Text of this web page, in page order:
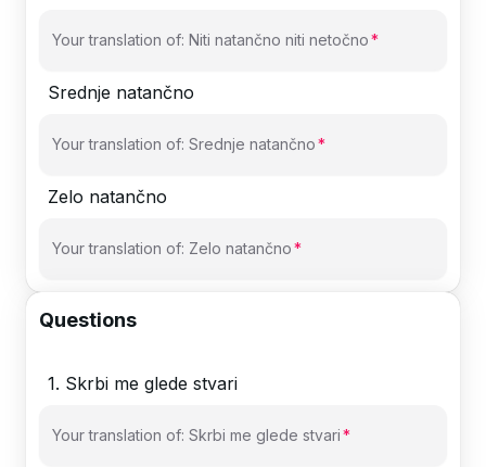
Your translation of: Niti natančno niti netočno
Srednje natančno
Your translation of: Srednje natančno
Zelo natančno
Your translation of: Zelo natančno
Questions
1. Skrbi me glede stvari
Your translation of: Skrbi me glede stvari